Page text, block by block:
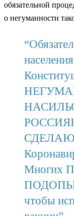
обязательной
о негуманности
Многих
чтобы